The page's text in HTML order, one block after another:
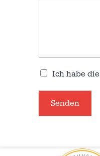
Ich habe die
Senden